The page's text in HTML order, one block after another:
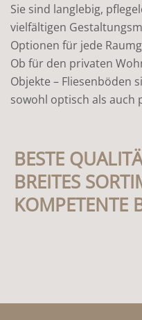
Sie sind langlebig,
vielfältigen
Optionen für jede
Ob für den privaten
Objekte – Fliesenböden
sowohl optisch als auch
BESTE
BREITES
KOMPETENTE